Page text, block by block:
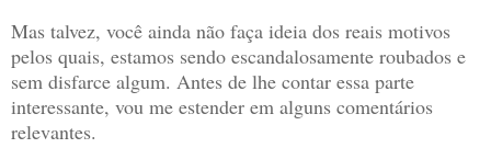
Mas talvez, você ainda não faça ideia dos reais motivos
pelos quais, estamos sendo escandalosamente roubados e
sem disfarce algum. Antes de lhe contar essa parte
interessante, vou me estender em alguns comentários
relevantes.